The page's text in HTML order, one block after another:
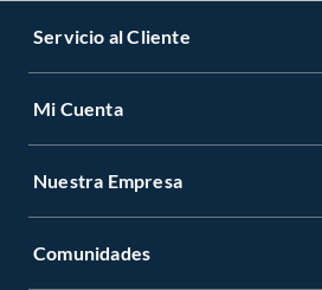
Servicio al Cliente
Mi Cuenta
Nuestra Empresa
Comunidades